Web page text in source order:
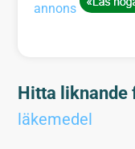
annons
Hitta liknande
läkemedel